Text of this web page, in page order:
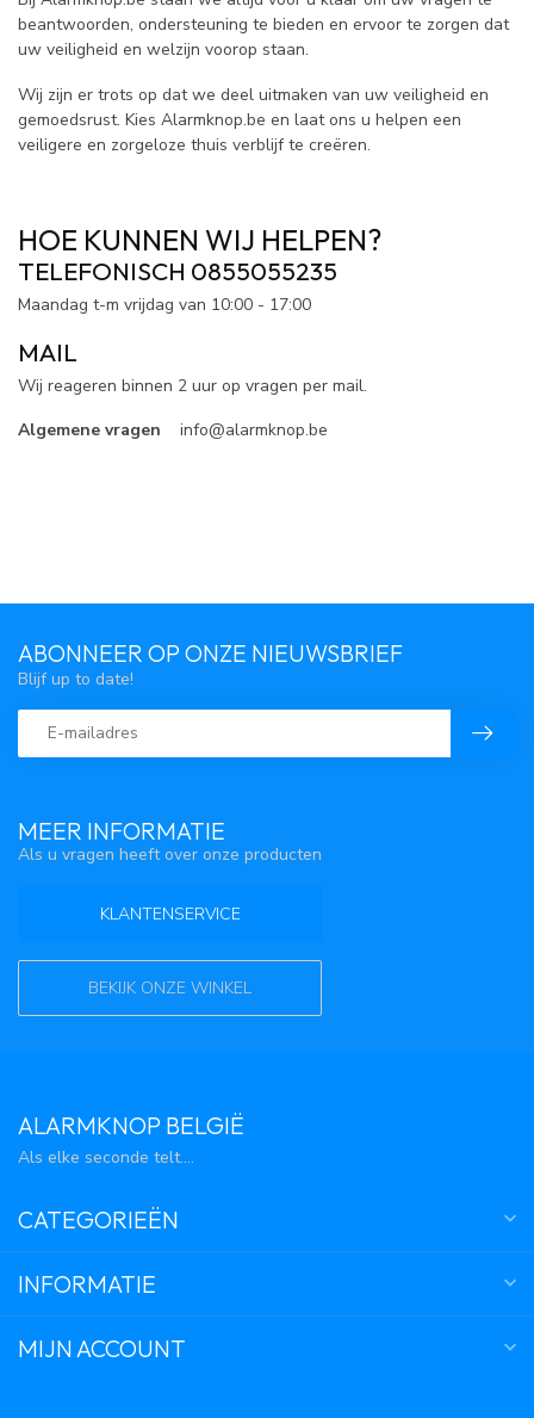
beantwoorden, ondersteuning te bieden en ervoor te zorgen dat
uw veiligheid en welzijn voorop staan.
Wij zijn er trots op dat we deel uitmaken van uw veiligheid en
gemoedsrust. Kies Alarmknop.be en laat ons u helpen een
veiligere en zorgeloze thuis verblijf te creëren.
HOE KUNNEN WIJ HELPEN?
TELEFONISCH 0855055235
Maandag t-m vrijdag van 10:00 - 17:00
MAIL
Wij reageren binnen 2 uur op vragen per mail.
Algemene vragen
info@alarmknop.be
MEER INFORMATIE
Als u vragen heeft over onze producten
KLANTENSERVICE
BEKIJK ONZE WINKEL
ABONNEER OP ONZE NIEUWSBRIEF
Blijf up to date!
ALARMKNOP BELGIË
Als elke seconde telt....
CATEGORIEËN
INFORMATIE
MIJN ACCOUNT